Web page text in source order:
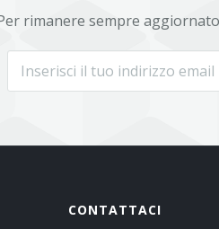
rimanere sempre
CONTATTACI